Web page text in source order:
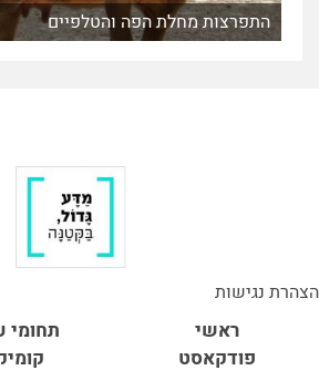
התפרצות מחלת הפה והטלפיים
הצהרת נגישות
ראשי
תחומי
פודקאסט